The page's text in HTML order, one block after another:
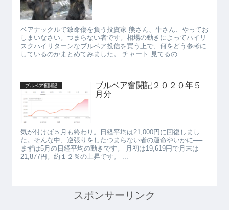
ベアナックルで致命傷を負う投資家 熊さん、牛さん、やってお
しまいなさい。つまらない者です。相場の動きによってハイリ
スクハイリターンなブルベア投信を買う上で、何をどう参考に
しているのかまとめてみました。 チャート 見てるの...
ブルベア奮闘記
ブルベア奮闘記２０２０年５
月分
気が付けば５月も終わり。日経平均は21,000円に回復しまし
た。そんな中、逆張りをしたつまらない者の運命やいかに──
まずは5月の日経平均の動きです。 月初は19,619円で月末は
21,877円。約１２％の上昇です。 ...
スポンサーリンク